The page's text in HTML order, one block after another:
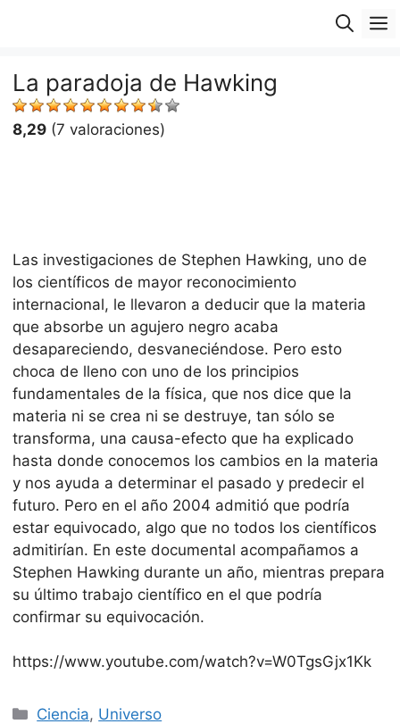
La paradoja de Hawking
8,29 (7 valoraciones)
Las investigaciones de Stephen Hawking, uno de
los científicos de mayor reconocimiento
internacional, le llevaron a deducir que la materia
que absorbe un agujero negro acaba
desapareciendo, desvaneciéndose. Pero esto
choca de lleno con uno de los principios
fundamentales de la física, que nos dice que la
materia ni se crea ni se destruye, tan sólo se
transforma, una causa-efecto que ha explicado
hasta donde conocemos los cambios en la materia
y nos ayuda a determinar el pasado y predecir el
futuro. Pero en el año 2004 admitió que podría
estar equivocado, algo que no todos los científicos
admitirían. En este documental acompañamos a
Stephen Hawking durante un año, mientras prepara
su último trabajo científico en el que podría
confirmar su equivocación.
https://www.youtube.com/watch?v=W0TgsGjx1Kk
Categorías
Ciencia, Universo